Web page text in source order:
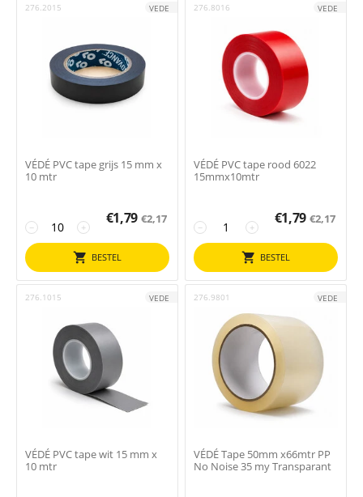
276.2015 VEDE
VÉDÉ PVC tape grijs 15 mm x
10 mtr
+
−
€1,79 €2,17
BESTEL
276.8016 VEDE
VÉDÉ PVC tape rood 6022
15mmx10mtr
+
−
€1,79 €2,17
BESTEL
276.1015 VEDE
VÉDÉ PVC tape wit 15 mm x
10 mtr
276.9801 VEDE
VÉDÉ Tape 50mm x66mtr PP
No Noise 35 my Transparant